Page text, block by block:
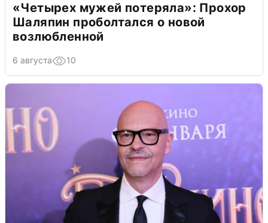
«Четырех мужей потеряла»: Прохор
Шаляпин проболтался о новой
возлюбленной
6 августа 10